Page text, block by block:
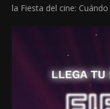
la Fiesta del cine: